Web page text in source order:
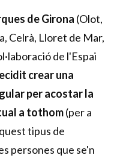
de Girona (Olot,
Celrà, Lloret de Mar,
de l'Espai
crear una
per acostar la
a tothom(per a
tipus de
persones que se'n